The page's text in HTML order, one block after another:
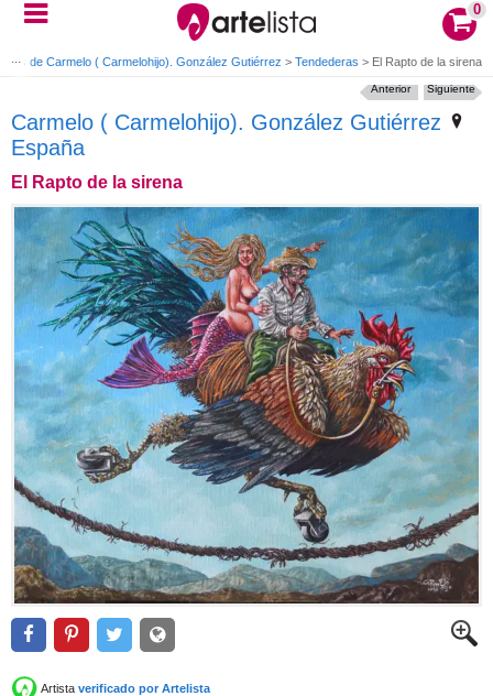
0
de Carmelo ( Carmelohijo). González Gutiérrez > Tendederas > El Rapto de la sirena
Carmelo ( Carmelohijo). González Gutiérrez
España
El Rapto de la sirena
Siguiente
Anterior
Artista verificado por Artelista